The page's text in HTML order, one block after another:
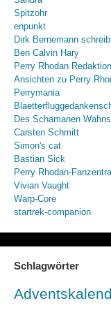
Spitzohr
enpunkt
Dirk Bernemann
Ben Calvin Hary
Perry Rhodan Redaktion
Ansichten zu Perry
Perrymania
Des Schamanen
Carsten Schmitt
Simon's cat
Bastian Sick
Perry Rhodan-
Vivian Vaught
Warp-Core
startrek-companion
Schlagwörter